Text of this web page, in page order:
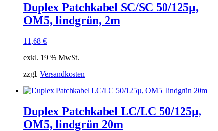
Duplex Patchkabel SC/SC 50/125µ,
OM5, lindgrün, 2m
11,68 €
exkl. 19 % MwSt.
zzgl. Versandkosten
Duplex Patchkabel LC/LC 50/125µ,
OM5, lindgrün 20m